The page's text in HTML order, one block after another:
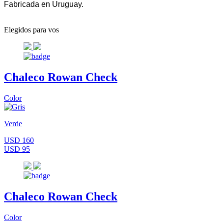
Fabricada en Uruguay.
Elegidos para vos
Chaleco Rowan Check
Color
Verde
USD 160
USD 95
Chaleco Rowan Check
Color